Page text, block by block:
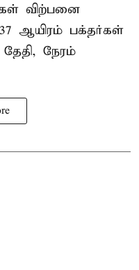
விற்பனை
ஆயிரம் பக்தர்கள்
நேரம்